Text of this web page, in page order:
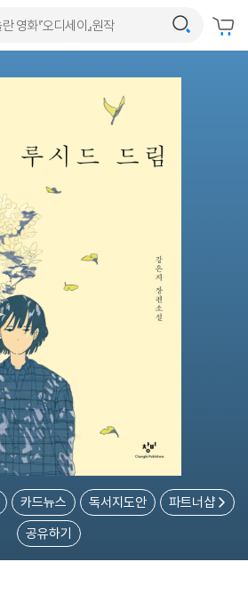
카드뉴스 독서지도안
파트너샵
공유하기